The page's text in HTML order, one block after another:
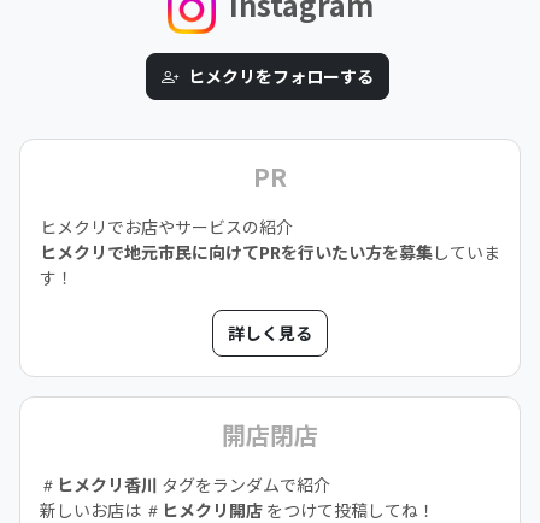
ヒメクリをフォローする
PR
ヒメクリでお店やサービスの紹介
ヒメクリで地元市民に向けてPRを行いたい方を募集していま
す！
詳しく見る
開店閉店
ヒメクリ香川 タグをランダムで紹介
新しいお店は
ヒメクリ開店 をつけて投稿してね！